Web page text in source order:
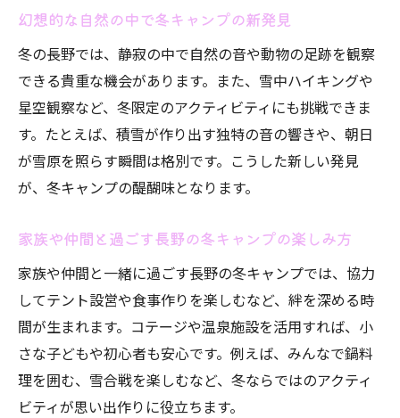
新しい施設が整う長野のキャンプ場の魅力
安い料金で楽しめる長野県の冬キャンプ情
報
絶景や温泉も楽しめる冬キャンプの魅力解
説
絶景と温泉を楽しむ長野の冬アウトドア
長野の絶景キャンプ場で冬の自然を堪能
星空観察も楽しめる長野県の冬キャンプ場
雪に包まれたコテージで過ごす贅沢な時間
長野の人気キャンプ場ランキングを参考に
選ぶ
次章は通年営業キャンプ場の選び方ガイド
通年営業の長野キャンプ場を選ぶコツ
幻想的な自然の中で冬キャンプの新発見
冬の長野では、静寂の中で自然の音や動物の足跡を観察
できる貴重な機会があります。また、雪中ハイキングや
星空観察など、冬限定のアクティビティにも挑戦できま
す。たとえば、積雪が作り出す独特の音の響きや、朝日
が雪原を照らす瞬間は格別です。こうした新しい発見
が、冬キャンプの醍醐味となります。
家族や仲間と過ごす長野の冬キャンプの楽しみ方
家族や仲間と一緒に過ごす長野の冬キャンプでは、協力
してテント設営や食事作りを楽しむなど、絆を深める時
間が生まれます。コテージや温泉施設を活用すれば、小
さな子どもや初心者も安心です。例えば、みんなで鍋料
理を囲む、雪合戦を楽しむなど、冬ならではのアクティ
ビティが思い出作りに役立ちます。